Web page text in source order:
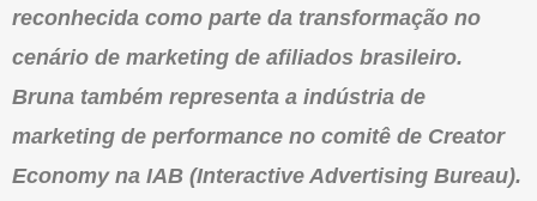
reconhecida como parte da transformação no
cenário de marketing de afiliados brasileiro.
Bruna também representa a indústria de
marketing de performance no comitê de Creator
Economy na IAB (Interactive Advertising Bureau).